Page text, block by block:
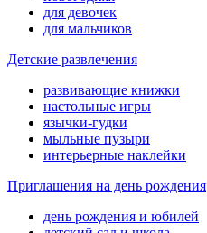
для девочек
для мальчиков
Детские развлечения
развивающие книжки
настольные игры
язычки-гудки
мыльные пузыри
интерьерные наклейки
Приглашения на день рождения
день рождения и юбилей